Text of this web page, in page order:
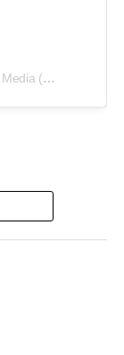
Una publicación compartida por Venus Media (@venusmedia)